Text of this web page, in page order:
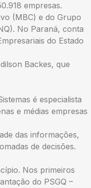
empresas.
(MBC) e do Grupo
No Paraná, conta
do Estado
Backes, que
é especialista
e médias empresas
das informações,
de decisões.
Nos primeiros
do PSGQ –